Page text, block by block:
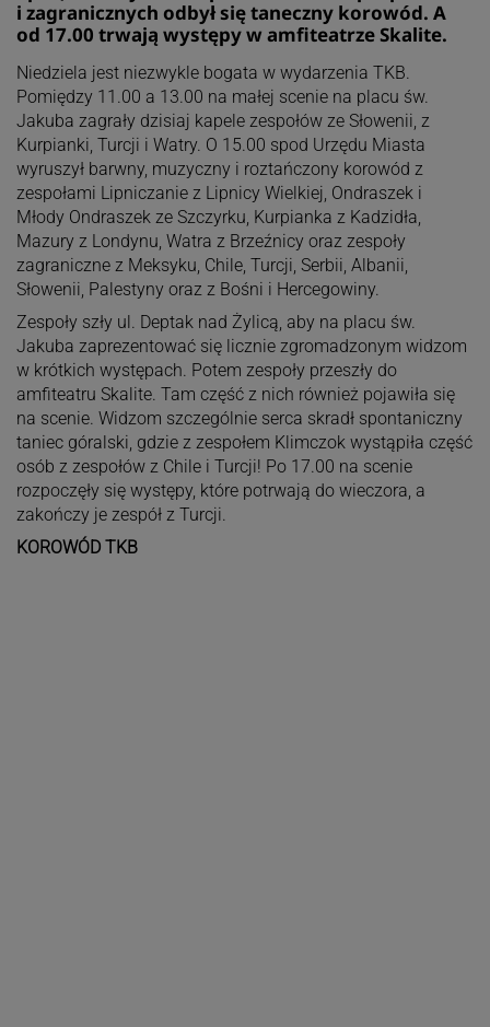
i zagranicznych odbył się taneczny korowód. A
od 17.00 trwają występy w amfiteatrze Skalite.
Niedziela jest niezwykle bogata w wydarzenia TKB.
Pomiędzy 11.00 a 13.00 na małej scenie na placu św.
Jakuba zagrały dzisiaj kapele zespołów ze Słowenii, z
Kurpianki, Turcji i Watry. O 15.00 spod Urzędu Miasta
wyruszył barwny, muzyczny i roztańczony korowód z
zespołami Lipniczanie z Lipnicy Wielkiej, Ondraszek i
Młody Ondraszek ze Szczyrku, Kurpianka z Kadzidła,
Mazury z Londynu, Watra z Brzeźnicy oraz zespoły
zagraniczne z Meksyku, Chile, Turcji, Serbii, Albanii,
Słowenii, Palestyny oraz z Bośni i Hercegowiny.
Zespoły szły ul. Deptak nad Żylicą, aby na placu św.
Jakuba zaprezentować się licznie zgromadzonym widzom
w krótkich występach. Potem zespoły przeszły do
amfiteatru Skalite. Tam część z nich również pojawiła się
na scenie. Widzom szczególnie serca skradł spontaniczny
taniec góralski, gdzie z zespołem Klimczok wystąpiła część
osób z zespołów z Chile i Turcji! Po 17.00 na scenie
rozpoczęły się występy, które potrwają do wieczora, a
zakończy je zespół z Turcji.
KOROWÓD TKB